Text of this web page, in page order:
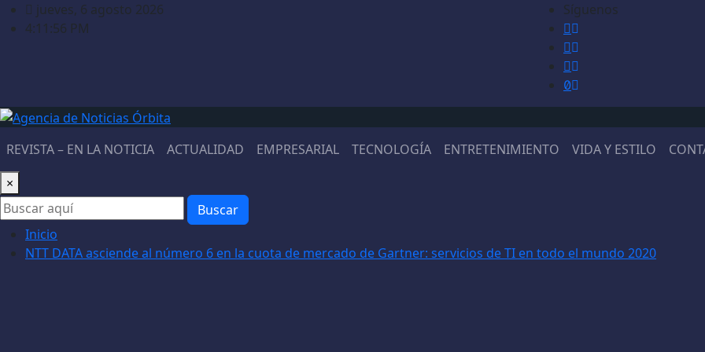
Saltar jueves, 6 agosto 2026
4:11:57 PM
Síguenos
REVISTA – EN LA NOTICIA ACTUALIDAD EMPRESARIAL TECNOLOGÍA ENTRETENIMIENTO VIDA Y ESTILO
×
Buscar
Inicio
NTT DATA asciende al número 6 en la cuota de mercado de Gartner: servicios de TI en todo el mundo 2020